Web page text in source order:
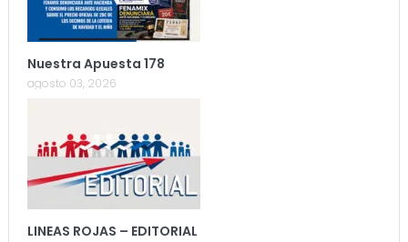
Nuestra Apuesta 178
agosto 03, 2026
LINEAS ROJAS – EDITORIAL